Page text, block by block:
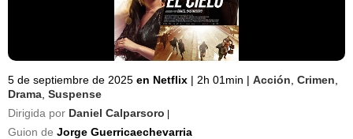
5 de septiembre de 2025 en Netflix | 2h 01min | Acción Crimen
Drama Suspense
Dirigida por Daniel Calparsoro
Guion de Jorge Guerricaechevarria